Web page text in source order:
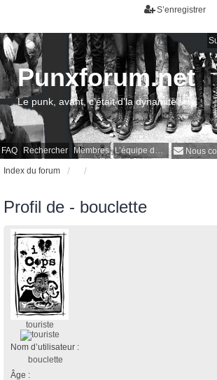
S’enregistrer
FAQ Rechercher Membres L’équipe du forum Nous contacter
Punxforum.net
Le punk, avant, c'était d'la dynamite !
Index du forum
Profil de - bouclette
touriste
Nom d’utilisateur :
bouclette
Âge :